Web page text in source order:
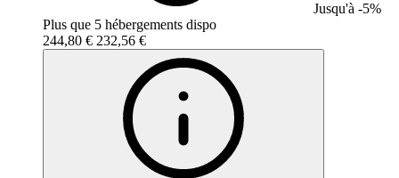
Jusqu'à -5%
Plus que 5 hébergements dispo
244,80 € 232,56 €